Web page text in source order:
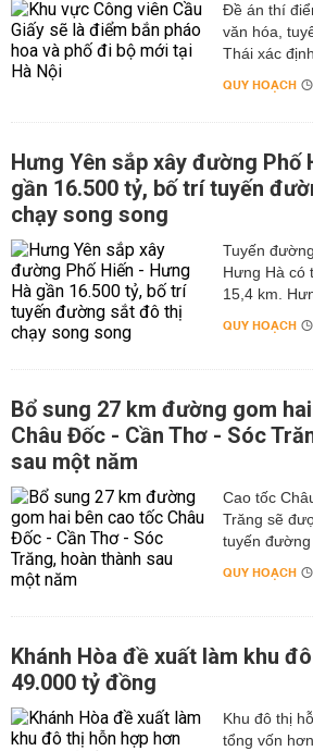
Đề án thí
văn hóa,
Thái xác
QUY HOẠCH
Hưng Yên sắp xây đường Phố
gần 16.500 tỷ, bố trí tuyến
chạy song song
Tuyến
Hưng Hà có
15,4 km.
QUY HOẠCH
Bổ sung 27 km đường gom
Châu Đốc - Cần Thơ - Sóc
sau một năm
Cao tốc
Trăng sẽ
tuyến đường
QUY HOẠCH
Khánh Hòa đề xuất làm khu
49.000 tỷ đồng
Khu đô thị
tổng vốn